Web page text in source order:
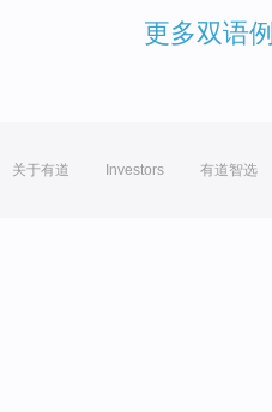
更多双语
关于有道 Investors 有道智选